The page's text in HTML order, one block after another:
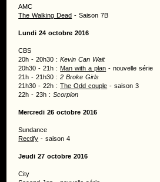
AMC
The Walking Dead - Saison 7B
Lundi 24 octobre 2016
CBS
20h - 20h30 :Kevin Can Wait
20h30 - 21h :Man with a plan - nouvelle série
21h - 21h30 :2 Broke Girls
21h30 - 22h :The Odd couple - saison 3
22h - 23h :Scorpion
Mercredi 26 octobre 2016
Sundance
Rectify - saison 4
Jeudi 27 octobre 2016
City